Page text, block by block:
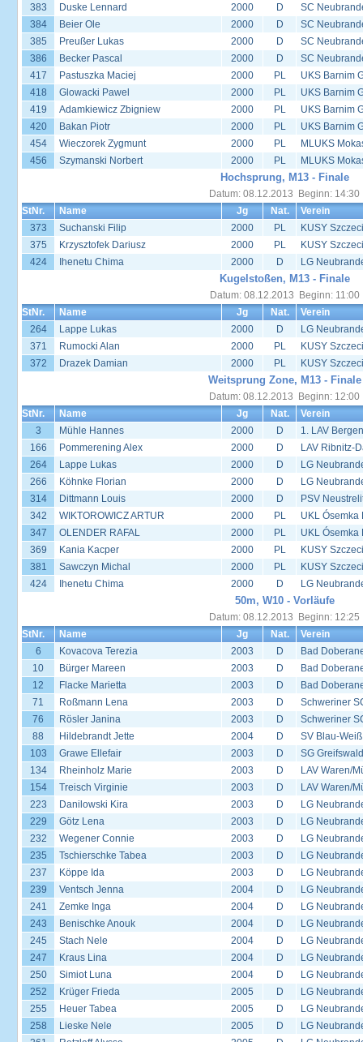
383
Duske Lennard 2000 D
SC
384
Beier Ole 2000 D
SC
385
Preußer Lukas 2000 D
SC
386
Becker Pascal 2000 D
SC
417
Pastuszka Maciej 2000 PL
UKS Barnim
418
Glowacki Pawel 2000 PL
UKS Barnim
419
Adamkiewicz Zbigniew 2000 PL
UKS Barnim
420
Bakan Piotr 2000 PL
UKS Barnim
454
Wieczorek Zygmunt 2000 PL
MLUKS
456
Szymanski Norbert 2000 PL MLUKS
Hochsprung, M13 - Finale
Datum: 08.12.2013 Beginn: 14:30
StNr.
Name Jg Nat.
Verein
373
Suchanski Filip 2000 PL
KUSY
375
Krzysztofek Dariusz 2000 PL
KUSY
424
Ihenetu Chima 2000 D LG
Kugelstoßen, M13 - Finale
Datum: 08.12.2013 Beginn: 11:00
StNr.
Name Jg Nat.
Verein
264
Lappe Lukas 2000 D
LG
371
Rumocki Alan 2000 PL
KUSY
372
Drazek Damian 2000 PL KUSY
Weitsprung Zone, M13 - Finale
Datum: 08.12.2013 Beginn: 12:00
StNr.
Name Jg Nat.
Verein
3
Mühle Hannes 2000 D
1. LAV Bergen
166
Pommerening Alex 2000 D
LAV Ribnitz-
264
Lappe Lukas 2000 D
LG
266
Köhnke Florian 2000 D
LG
314
Dittmann Louis 2000 D
PSV
342
WIKTOROWICZ ARTUR 2000 PL
UKL Ósemka
347
OLENDER RAFAL 2000 PL
UKL Ósemka
369
Kania Kacper 2000 PL
KUSY
381
Sawczyn Michal 2000 PL
KUSY
424
Ihenetu Chima 2000 D LG
50m, W10 - Vorläufe
Datum: 08.12.2013 Beginn: 12:25
StNr.
Name Jg Nat.
Verein
6
Kovacova Terezia 2003 D
Bad
10
Bürger Mareen 2003 D
Bad
12
Flacke Marietta 2003 D
Bad
71
Roßmann Lena 2003 D
Schweriner
76
Rösler Janina 2003 D
Schweriner
88
Hildebrandt Jette 2004 D
SV Blau-
103
Grawe Ellefair 2003 D
SG Greifswald
134
Rheinholz Marie 2003 D
LAV Waren/
154
Treisch Virginie 2003 D
LAV Waren/
223
Danilowski Kira 2003 D
LG
229
Götz Lena 2003 D
LG
232
Wegener Connie 2003 D
LG
235
Tschierschke Tabea 2003 D
LG
237
Köppe Ida 2003 D
LG
239
Ventsch Jenna 2004 D
LG
241
Zemke Inga 2004 D
LG
243
Benischke Anouk 2004 D
LG
245
Stach Nele 2004 D
LG
247
Kraus Lina 2004 D
LG
250
Simiot Luna 2004 D
LG
252
Krüger Frieda 2005 D
LG
255
Heuer Tabea 2005 D
LG
258
Lieske Nele 2005 D
LG